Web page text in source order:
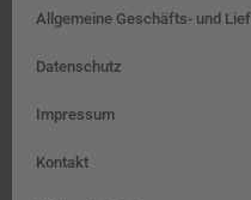
Allgemeine Geschäfts- und
Datenschutz
Impressum
Kontakt